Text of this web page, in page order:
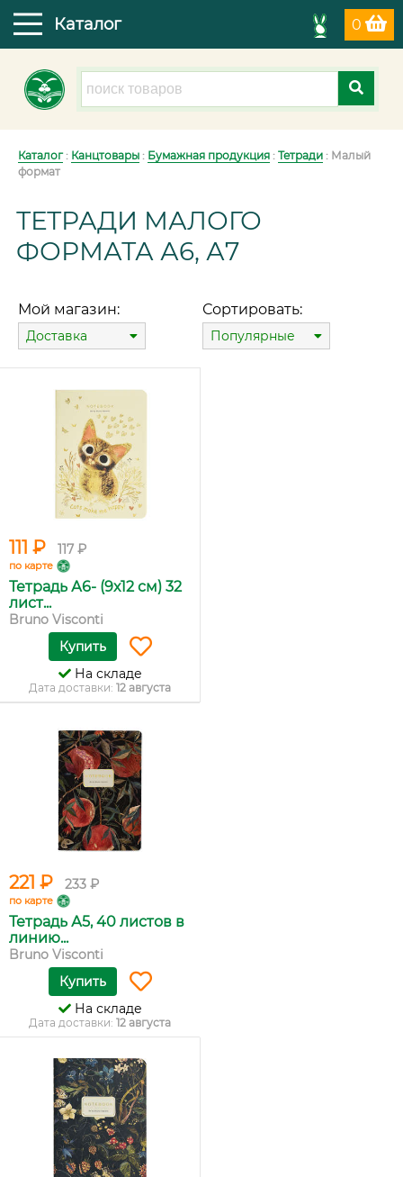
0
Каталог
Каталог: Канцтовары : Бумажная продукция : Тетради : Малый
формат
ТЕТРАДИ МАЛОГО
ФОРМАТА А6, А7
Мой магазин:
Доставка
Сортировать:
Популярные
111 ₽ 117 ₽
по карте
Тетрадь А6- (9х12 см) 32
лист...
Bruno Visconti
Купить
На складе
Дата доставки: 12 августа
221 ₽ 233 ₽
по карте
Тетрадь А5, 40 листов в
линию...
Bruno Visconti
Купить
На складе
Дата доставки: 12 августа